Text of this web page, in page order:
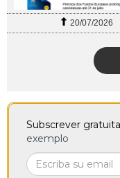
20/07/2026
Subscrever
exemplo